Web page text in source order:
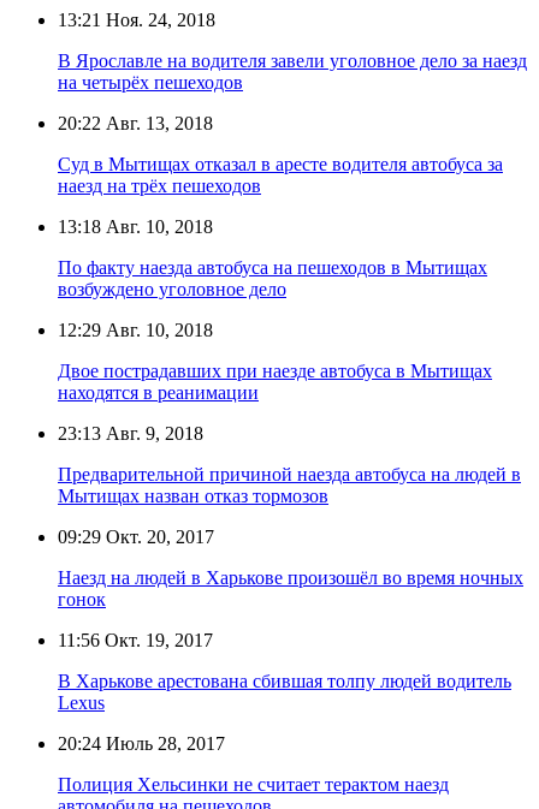
13:21 Ноя. 24, 2018
В Ярославле на водителя завели уголовное дело за наезд
на четырёх пешеходов
20:22 Авг. 13, 2018
Суд в Мытищах отказал в аресте водителя автобуса за
наезд на трёх пешеходов
13:18 Авг. 10, 2018
По факту наезда автобуса на пешеходов в Мытищах
возбуждено уголовное дело
12:29 Авг. 10, 2018
Двое пострадавших при наезде автобуса в Мытищах
находятся в реанимации
23:13 Авг. 9, 2018
Предварительной причиной наезда автобуса на людей в
Мытищах назван отказ тормозов
09:29 Окт. 20, 2017
Наезд на людей в Харькове произошёл во время ночных
гонок
11:56 Окт. 19, 2017
В Харькове арестована сбившая толпу людей водитель
Lexus
20:24 Июль 28, 2017
Полиция Хельсинки не считает терактом наезд